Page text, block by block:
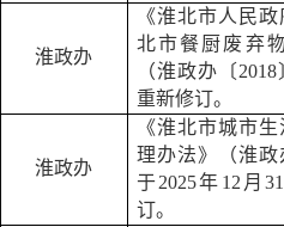
淮政办
《淮北市人民
北市餐厨废弃
（淮政办〔2018
重新修订。
淮政办
《淮北市城市
理办法》（淮政
于2025年 12 月31
订。